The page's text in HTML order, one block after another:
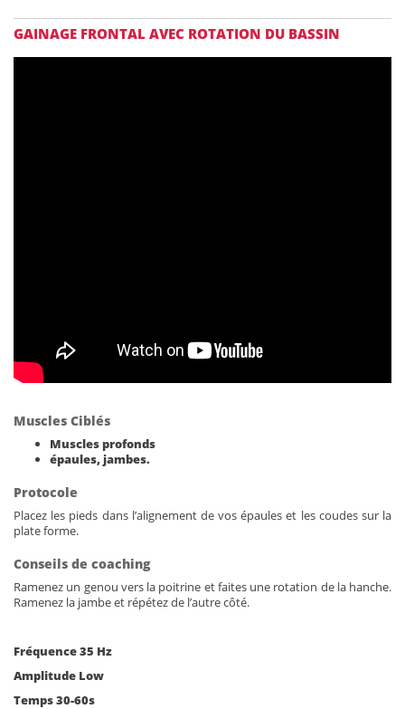
GAINAGE FRONTAL AVEC ROTATION DU BASSIN
Muscles Ciblés
Muscles profonds
épaules, jambes.
Protocole
Placez les pieds dans l’alignement de vos épaules et les coudes sur la
plate forme.
Conseils de coaching
Ramenez un genou vers la poitrine et faites une rotation de la hanche.
Ramenez la jambe et répétez de l’autre côté.
Fréquence 35 Hz
Amplitude Low
Temps 30-60s